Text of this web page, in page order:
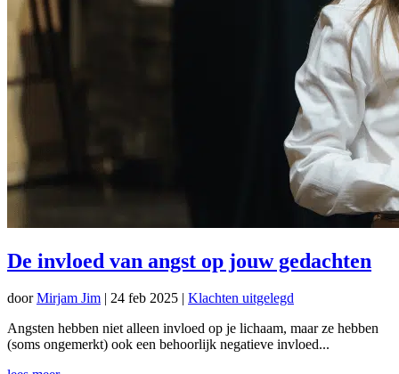
De invloed van angst op jouw gedachten
doorMirjam Jim | 24 feb 2025 | Klachten uitgelegd
Angsten hebben niet alleen invloed op je lichaam, maar ze hebben
(soms ongemerkt) ook een behoorlijk negatieve invloed...